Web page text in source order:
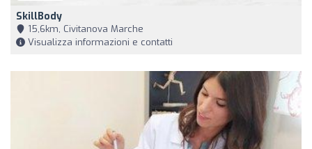
SkillBody
15,6km, Civitanova Marche
Visualizza informazioni e contatti